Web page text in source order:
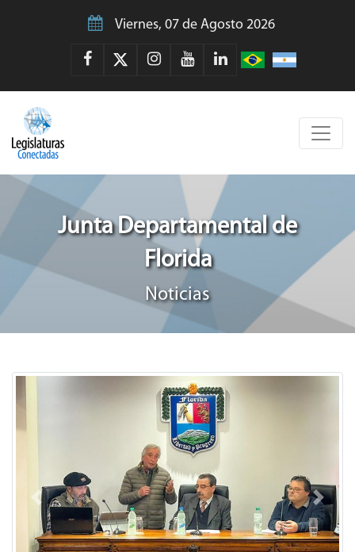
Viernes, 07 de Agosto 2026
Junta Departamental de
Florida
Noticias
Previous Next